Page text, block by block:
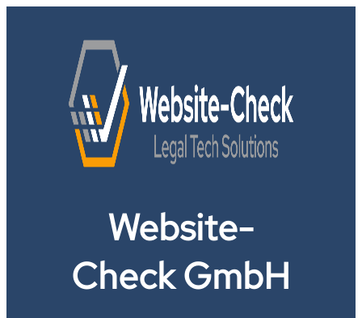
Website-
Check GmbH